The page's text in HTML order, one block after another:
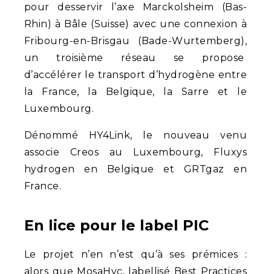
pour desservir l’axe Marckolsheim (Bas-
Rhin) à Bâle (Suisse) avec une connexion à
Fribourg-en-Brisgau (Bade-Wurtemberg),
un troisième réseau se propose
d’accélérer le transport d’hydrogène entre
la France, la Belgique, la Sarre et le
Luxembourg.
Dénommé HY4Link, le nouveau venu
associe Creos au Luxembourg, Fluxys
hydrogen en Belgique et GRTgaz en
France.
En lice pour le label PIC
Le projet n’en n’est qu’à ses prémices :
alors que MosaHyc, labellisé Best Practices